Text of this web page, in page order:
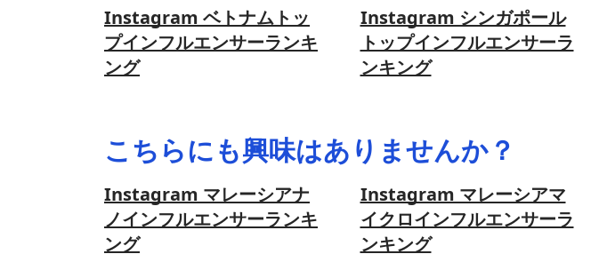
Instagram ベトナムトッ
プインフルエンサーランキ
ング
Instagram シンガポール
トップインフルエンサーラ
ンキング
こちらにも興味はありませんか？
Instagram マレーシアナ
ノインフルエンサーランキ
ング
Instagram マレーシアマ
イクロインフルエンサーラ
ンキング